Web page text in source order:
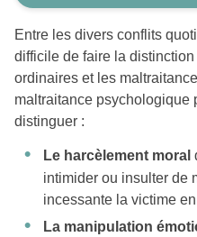
Entre les divers conflits
difficile de faire la
ordinaires et les
maltraitance psychologique
distinguer :
Le harcèlement moral
intimider ou insulter de
incessante la victime
La manipulation